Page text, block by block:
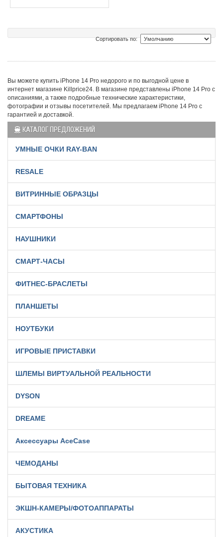
Сортировать по:
Вы можете купить iPhone 14 Pro недорого и по выгодной цене в
интернет магазине Killprice24. В магазине представлены iPhone 14 Pro с
описаниями, а также подробные технические характеристики,
фотографии и отзывы посетителей. Мы предлагаем iPhone 14 Pro с
гарантией и доставкой.
КАТАЛОГ ПРЕДЛОЖЕНИЙ
УМНЫЕ ОЧКИ RAY-BAN
RESALE
ВИТРИННЫЕ ОБРАЗЦЫ
СМАРТФОНЫ
НАУШНИКИ
СМАРТ-ЧАСЫ
ФИТНЕС-БРАСЛЕТЫ
ПЛАНШЕТЫ
НОУТБУКИ
ИГРОВЫЕ ПРИСТАВКИ
ШЛЕМЫ ВИРТУАЛЬНОЙ РЕАЛЬНОСТИ
DYSON
DREAME
Аксессуары AceCase
ЧЕМОДАНЫ
БЫТОВАЯ ТЕХНИКА
ЭКШН-КАМЕРЫ/ФОТОАППАРАТЫ
АКУСТИКА